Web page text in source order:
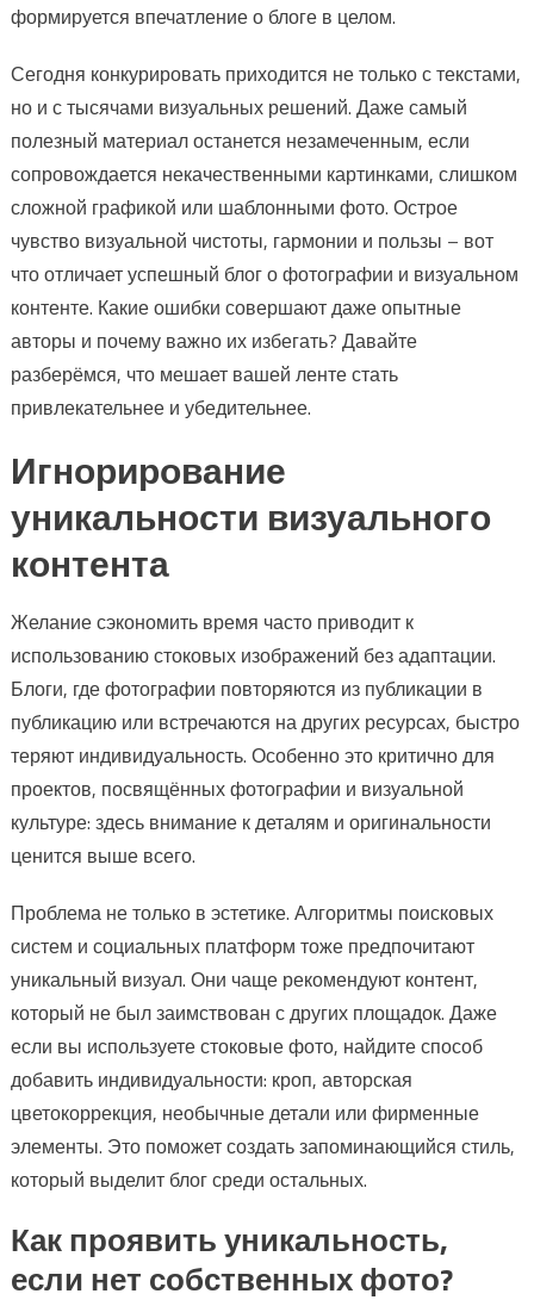
формируется впечатление о блоге в целом.
Сегодня конкурировать приходится не только с текстами,
но и с тысячами визуальных решений. Даже самый
полезный материал останется незамеченным, если
сопровождается некачественными картинками, слишком
сложной графикой или шаблонными фото. Острое
чувство визуальной чистоты, гармонии и пользы – вот
что отличает успешный блог о фотографии и визуальном
контенте. Какие ошибки совершают даже опытные
авторы и почему важно их избегать? Давайте
разберёмся, что мешает вашей ленте стать
привлекательнее и убедительнее.
Игнорирование
уникальности визуального
контента
Желание сэкономить время часто приводит к
использованию стоковых изображений без адаптации.
Блоги, где фотографии повторяются из публикации в
публикацию или встречаются на других ресурсах, быстро
теряют индивидуальность. Особенно это критично для
проектов, посвящённых фотографии и визуальной
культуре: здесь внимание к деталям и оригинальности
ценится выше всего.
Проблема не только в эстетике. Алгоритмы поисковых
систем и социальных платформ тоже предпочитают
уникальный визуал. Они чаще рекомендуют контент,
который не был заимствован с других площадок. Даже
если вы используете стоковые фото, найдите способ
добавить индивидуальности: кроп, авторская
цветокоррекция, необычные детали или фирменные
элементы. Это поможет создать запоминающийся стиль,
который выделит блог среди остальных.
Как проявить уникальность,
если нет собственных фото?